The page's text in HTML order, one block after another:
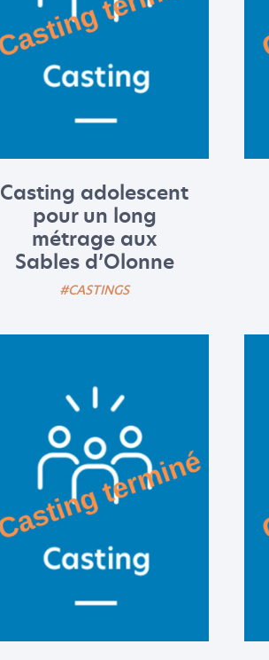
Casting adolescent
pour un long
métrage aux
Sables d’Olonne
#CASTINGS